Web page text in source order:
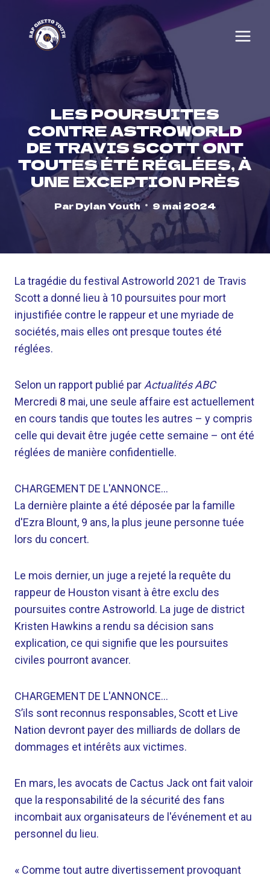
content
LES POURSUITES
CONTRE ASTROWORLD
DE TRAVIS SCOTT ONT
TOUTES ÉTÉ RÉGLÉES, À
UNE EXCEPTION PRÈS
ParDylan Youth 9 mai 2024
La tragédie du festival Astroworld 2021 de Travis
Scott a donné lieu à 10 poursuites pour mort
injustifiée contre le rappeur et une myriade de
sociétés, mais elles ont presque toutes été
réglées.
Selon un rapport publié par Actualités ABC
Mercredi 8 mai, une seule affaire est actuellement
en cours tandis que toutes les autres – y compris
celle qui devait être jugée cette semaine – ont été
réglées de manière confidentielle.
CHARGEMENT DE L'ANNONCE…
La dernière plainte a été déposée par la famille
d'Ezra Blount, 9 ans, la plus jeune personne tuée
lors du concert.
Le mois dernier, un juge a rejeté la requête du
rappeur de Houston visant à être exclu des
poursuites contre Astroworld. La juge de district
Kristen Hawkins a rendu sa décision sans
explication, ce qui signifie que les poursuites
civiles pourront avancer.
CHARGEMENT DE L'ANNONCE…
S’ils sont reconnus responsables, Scott et Live
Nation devront payer des milliards de dollars de
dommages et intérêts aux victimes.
En mars, les avocats de Cactus Jack ont ​​fait valoir
que la responsabilité de la sécurité des fans
incombait aux organisateurs de l'événement et au
personnel du lieu.
« Comme tout autre divertissement provoquant